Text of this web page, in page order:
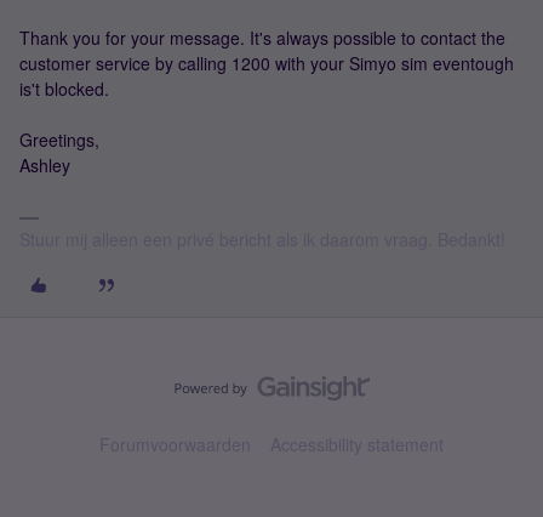
Thank you for your message. It's always possible to contact the
customer service by calling 1200 with your Simyo sim eventough
is't blocked.
Greetings,
Ashley
Forumvoorwaarden Accessibility statement